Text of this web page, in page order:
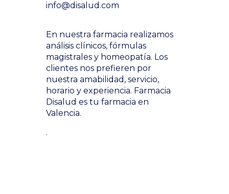
info@disalud.com
En nuestra farmacia realizamos
análisis clínicos, fórmulas
magistrales y homeopatía. Los
clientes nos prefieren por
nuestra amabilidad, servicio,
horario y experiencia. Farmacia
Disalud es tu farmacia en
Valencia.
.